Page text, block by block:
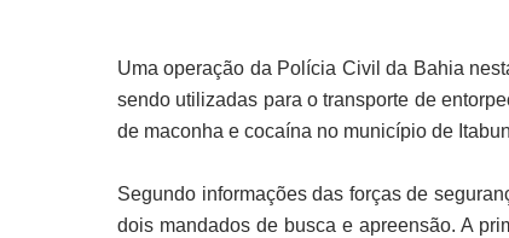
Uma operação da Polícia Civil da Bahia
sendo utilizadas para o transporte de
de maconha e cocaína no município de
Segundo informações das forças de
dois mandados de busca e apreensão. A